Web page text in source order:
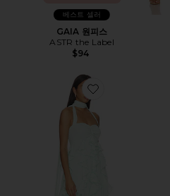
베스트 셀러
GAIA 원피스
ASTR the Label
$94
Favorite GEMMA 원